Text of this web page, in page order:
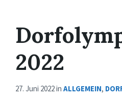
2022
27. Juni 2022in ALLGEMEIN,